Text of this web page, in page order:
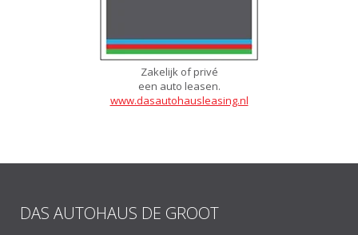
Zakelijk of privé
een auto leasen.
www.dasautohausleasing.nl
DAS AUTOHAUS DE GROOT